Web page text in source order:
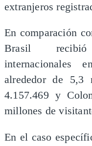
extranjeros
En comparación
Brasil
internacionales
alrededor de 5,3
4.157.469 y
millones de
En el caso